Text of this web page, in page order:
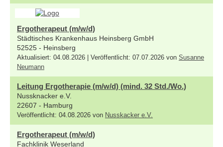
Ergotherapeut (m/w/d)
Städtisches Krankenhaus Heinsberg GmbH
52525 - Heinsberg
Aktualisiert: 04.08.2026 | Veröffentlicht: 07.07.2026 von Susanne
Neumann
Leitung Ergotherapie (m/w/d) (mind. 32 Std./Wo.)
Nussknacker e.V.
22607 - Hamburg
Veröffentlicht: 04.08.2026 von Nusskacker e.V.
Ergotherapeut (m/w/d)
Fachklinik Weserland